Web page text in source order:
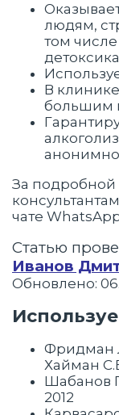
людям,
том
В
большим
За
чате
Статью
Иванов
Обновлено:
Фридман
Хайман
Шабанов
2012